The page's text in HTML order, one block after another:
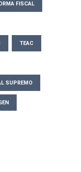
FISCAL
TEAC
SUPREMO